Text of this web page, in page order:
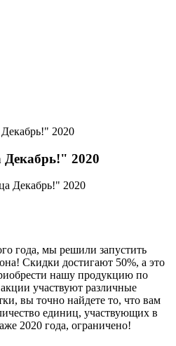
2020
2020
года, мы решили запустить
Скидки достигают 50%, а это
нашу продукцию по
участвуют различные
вы точно найдете то, что вам
единиц, участвующих в
2020 года, ограниченo!